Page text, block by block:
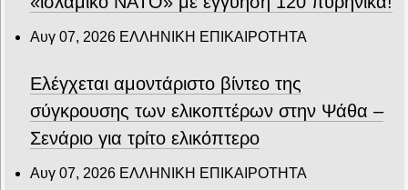
Αυγ 07, 2026 ΕΛΛΗΝΙΚΗ ΕΠΙΚΑΙΡΟΤΗΤΑ
Ελέγχεται αμοντάριστο βίντεο της
σύγκρουσης των ελικοπτέρων στην Ψάθα –
Σενάριο για τρίτο ελικόπτερο
Αυγ 07, 2026 ΕΛΛΗΝΙΚΗ ΕΠΙΚΑΙΡΟΤΗΤΑ